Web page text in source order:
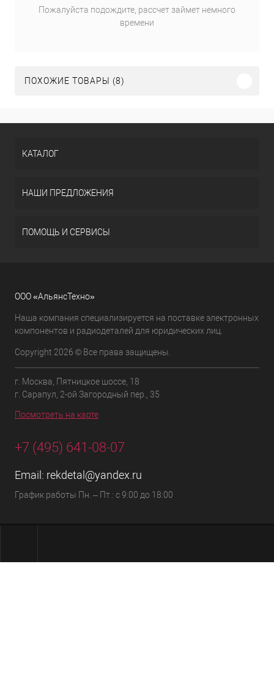
Пожалуйста подождите, рассчет займет немного
времени
ПОХОЖИЕ ТОВАРЫ (8)
КАТАЛОГ
НАШИ ПРЕДЛОЖЕНИЯ
ПОМОЩЬ И СЕРВИСЫ
ООО «АльянсТехно»
Наша компания специализируется на поставке электронных
компонентов и радиодеталей для юридических лиц.
Copyright 2026 © Все права защищены.
г. Москва, Пятницкое шоссе, 18
г. Сарапул, 2-ой Загородный пер., 35
Посмотреть на карте
+7 (495) 641-08-07
Email: rekdetal@yandex.ru
График работы Пн. – Пт.: с 9:00 до 18:00